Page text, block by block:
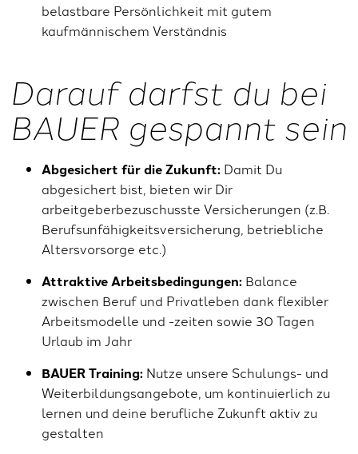
belastbare Persönlichkeit mit gutem
kaufmännischem Verständnis
Darauf darfst du bei
BAUER gespannt sein
Abgesichert für die Zukunft: Damit Du
abgesichert bist, bieten wir Dir
arbeitgeberbezuschusste Versicherungen (z.B.
Berufsunfähigkeitsversicherung, betriebliche
Altersvorsorge etc.)
Attraktive Arbeitsbedingungen: Balance
zwischen Beruf und Privatleben dank flexibler
Arbeitsmodelle und -zeiten sowie 30 Tagen
Urlaub im Jahr
BAUER Training: Nutze unsere Schulungs- und
Weiterbildungsangebote, um kontinuierlich zu
lernen und deine berufliche Zukunft aktiv zu
gestalten